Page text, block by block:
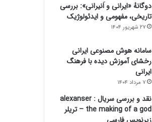
دوگانهٔ «ایرانی و اَنیرانی»: بررسی
تاریخی، مفهومی و ایدئولوژیک
۲۷ شهریور ۱۴۰۴
سامانه هوش مصنوعی ایرانی
رخشای آموزش دیده با فرهنگ
ایرانی
۷ مرداد ۱۴۰۴
نقد و بررسی سریال alexanser :
the making of a god – تریلر